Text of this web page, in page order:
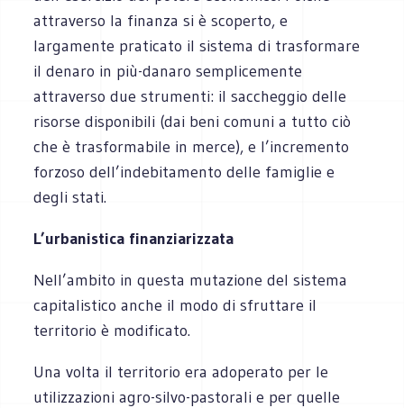
attraverso la finanza si è scoperto, e
largamente praticato il sistema di trasformare
il denaro in più-danaro semplicemente
attraverso due strumenti: il saccheggio delle
risorse disponibili (dai beni comuni a tutto ciò
che è trasformabile in merce), e l’incremento
forzoso dell’indebitamento delle famiglie e
degli stati.
L’urbanistica finanziarizzata
Nell’ambito in questa mutazione del sistema
capitalistico anche il modo di sfruttare il
territorio è modificato.
Una volta il territorio era adoperato per le
utilizzazioni agro-silvo-pastorali e per quelle